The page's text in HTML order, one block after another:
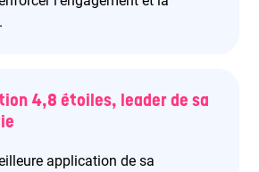
4,8 étoiles, leader de sa
application de sa